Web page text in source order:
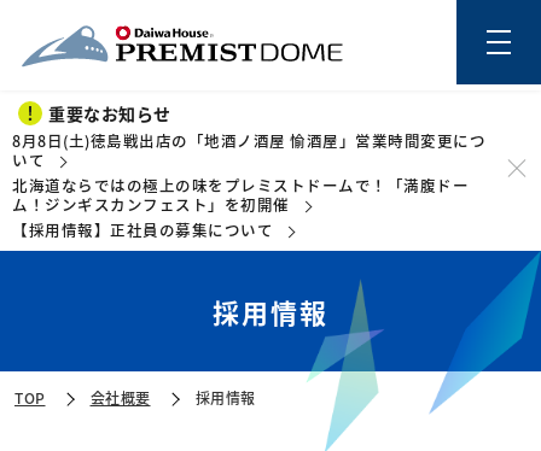
このページの本文を読む
重要なお知らせ
8月8日(土)徳島戦出店の「地酒ノ酒屋 愉酒屋」営業時間変更につ
いて
北海道ならではの極上の味をプレミストドームで！「満腹ドー
ム！ジンギスカンフェスト」を初開催
【採用情報】正社員の募集について
採用情報
TOP 会社概要 採用情報